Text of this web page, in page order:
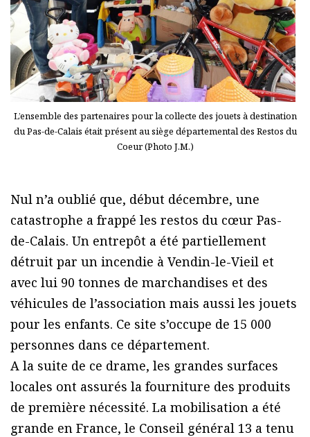
L’ensemble des partenaires pour la collecte des jouets à destination
du Pas-de-Calais était présent au siège départemental des Restos du
Coeur (Photo J.M.)
Nul n’a oublié que, début décembre, une
catastrophe a frappé les restos du cœur Pas-
de-Calais. Un entrepôt a été partiellement
détruit par un incendie à Vendin-le-Vieil et
avec lui 90 tonnes de marchandises et des
véhicules de l’association mais aussi les jouets
pour les enfants. Ce site s’occupe de 15 000
personnes dans ce département.
A la suite de ce drame, les grandes surfaces
locales ont assurés la fourniture des produits
de première nécessité. La mobilisation a été
grande en France, le Conseil général 13 a tenu